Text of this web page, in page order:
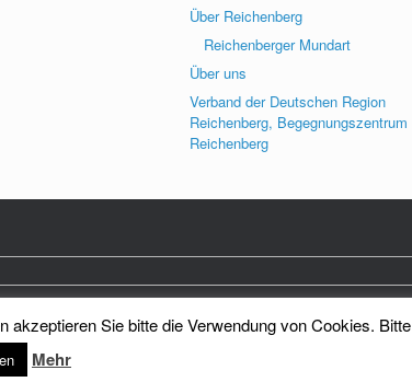
Über Reichenberg
Reichenberger Mundart
Über uns
Verband der Deutschen Region
Reichenberg, Begegnungszentrum
Reichenberg
bySiteOrigin
Sie bitte die Verwendung von Cookies.
Mehr